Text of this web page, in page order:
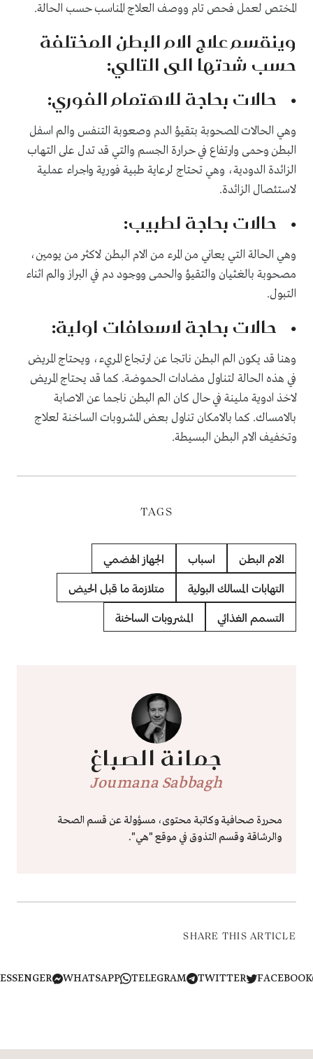
المختص لعمل فحص تام ووصف العلاج المناسب حسب الحالة.
وينقسم علاج الام البطن المختلفة
حسب شدتها الى التالي:
• حالات بحاجة للاهتمام الفوري:
وهي الحالات المصحوبة بتقيؤ الدم وصعوبة التنفس والم اسفل
البطن وحمى وارتفاع في حرارة الجسم والتي قد تدل على التهاب
الزائدة الدودية، وهي تحتاج لرعاية طبية فورية واجراء عملية
لاستئصال الزائدة.
• حالات بحاجة لطبيب:
وهي الحالة التي يعاني من المرء من الام البطن لاكثر من يومين،
مصحوبة بالغثيان والتقيؤ والحمى ووجود دم في البراز والم اثناء
التبول.
• حالات بحاجة لاسعافات اولية:
وهنا قد يكون الم البطن ناتجا عن ارتجاع المريء، ويحتاج المريض
في هذه الحالة لتناول مضادات الحموضة. كما قد يحتاج المريض
لاخذ ادوية ملينة في حال كان الم البطن ناجما عن الاصابة
بالامساك. كما بالامكان تناول بعض المشروبات الساخنة لعلاج
وتخفيف الام البطن البسيطة.
TAGS
الام البطن اسباب الجهاز الهضمي
التهابات المسالك البولية متلازمة ما قبل الحيض
التسمم الغذائي المشروبات الساخنة
جمانة الصباغ
Joumana Sabbagh
محررة صحافية وكاتبة محتوى، مسؤولة عن قسم الصحة
والرشاقة وقسم التذوق في موقع "هي".
SHARE THIS ARTICLE
TWITTER
TELEGRAM
WHATSAPP
MESSENGER